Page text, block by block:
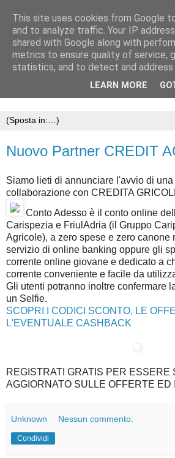
Nuovo Partner CREDIT
Siamo lieti di annunciare l'avvio di una
collaborazione con CREDITA
Conto Adesso è il conto online
Carispezia e FriulAdria (il Gruppo
Agricole), a zero spese e zero canone
servizio di online banking oppure gli
corrente online giovane e dedicato a
corrente conveniente e facile da
Gli utenti potranno inoltre confermare
un Selfie.
SCOPRI I CODICI SCONTO, LE
L'EVENTUALE CASHBACK
REGISTRATI GRATIS PER ESSERE
AGGIORNATO SULLE OFFERTE ED
Unknown Nessun commento:
Condividi
This site uses cookies from Google
and to analyze traffic. Your IP
shared with Google along with
metrics to ensure quality of service,
statistics, and to detect and address
LEARN MORE